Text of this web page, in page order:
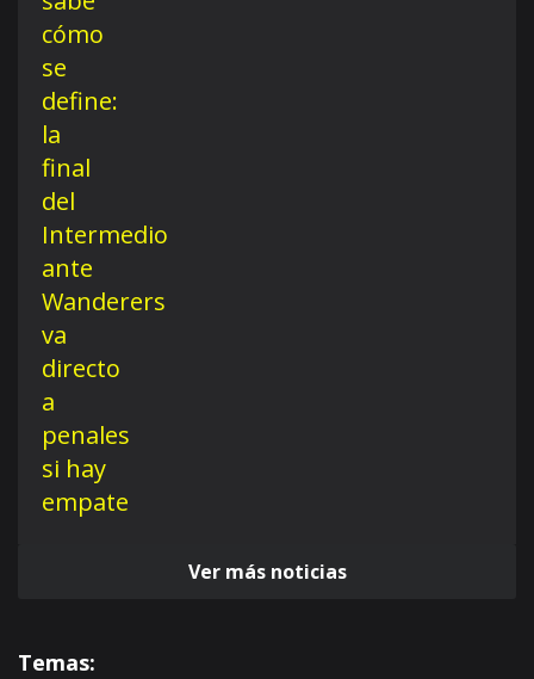
Ver más noticias
Temas: